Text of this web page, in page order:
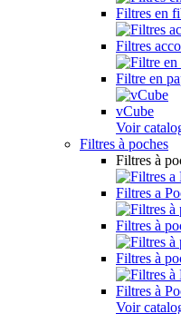
Filtres en
Filtres
Filtre en
vCube
Voir
Filtres à poches
Filtres à
Filtres a
Filtres à
Filtres à
Filtres à
Voir